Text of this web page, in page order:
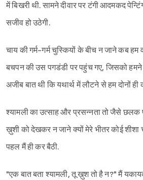
में बिखरी थी. सामने दीवार पर टंगी आदमकद
सजीव हो उठेगी.
चाय की गर्म-गर्म चुस्कियों के बीच न जाने कब हम
बचपन की उस पगडंडी पर पहुंच गए, जिसको
अजीब बात थी कि यथार्थ में लौटने से हम दोनों ही
श्यामली का उत्साह और प्रसन्नता तो जैसे
ख़ुशी को देखकर न जाने क्यों मेरे भीतर कोई
पहल मैं ही कर बैठी.
"एक बात बता श्यामली, तू ख़ुश तो है न?" मैं